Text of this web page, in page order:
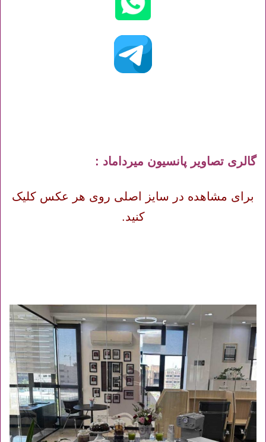
گالری تصاویر پانسیون میرداماد :
برای مشاهده در سایز اصلی روی هر عکس کلیک
کنید.